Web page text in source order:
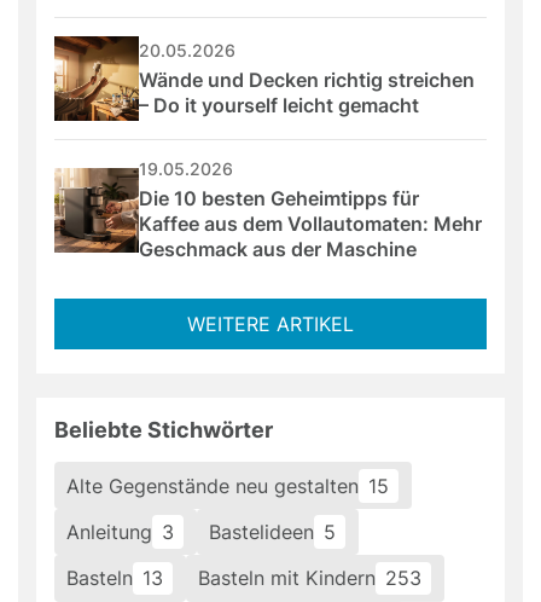
20.05.2026
Wände und Decken richtig streichen
– Do it yourself leicht gemacht
19.05.2026
Die 10 besten Geheimtipps für
Kaffee aus dem Vollautomaten: Mehr
Geschmack aus der Maschine
WEITERE ARTIKEL
Beliebte Stichwörter
Alte Gegenstände neu gestalten 15
Anleitung 3 Bastelideen 5
Basteln 13 Basteln mit Kindern 253